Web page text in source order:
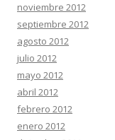
noviembre 2012
septiembre 2012
agosto 2012
julio 2012
mayo 2012
abril 2012
febrero 2012
enero 2012